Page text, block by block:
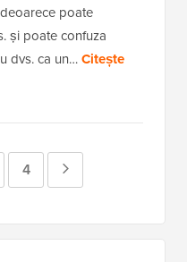
poate
și poate confuza
dvs. ca un…Citește
Pagina
4